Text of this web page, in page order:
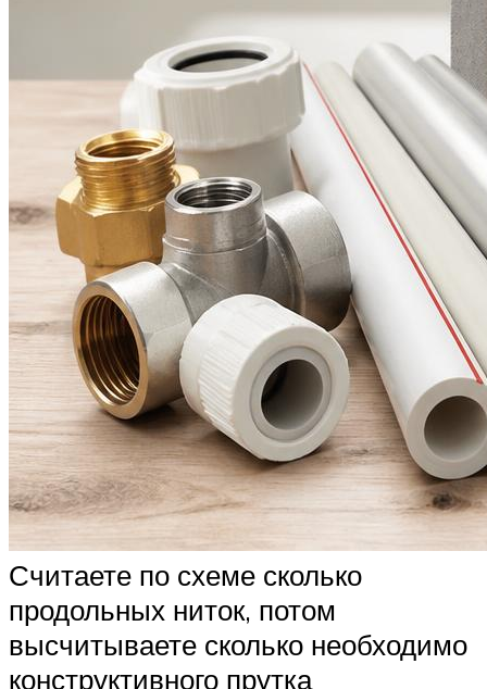
Считаете по схеме сколько
продольных ниток, потом
высчитываете сколько необходимо
конструктивного прутка